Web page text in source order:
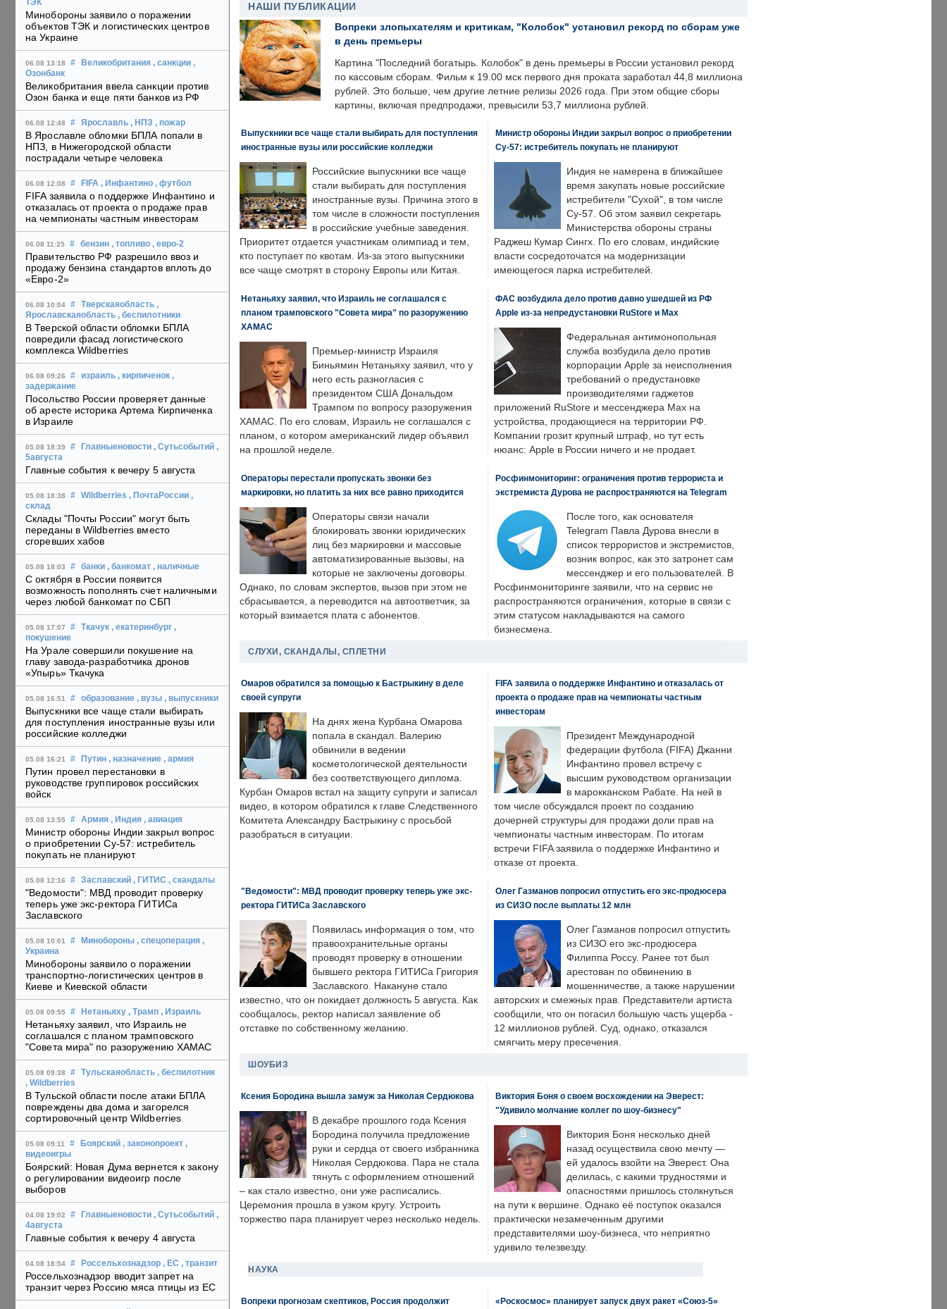
ТЭК
Минобороны заявило о поражении
объектов ТЭК и логистических центров
на Украине
06.08 13:18 # Великобритания , санкции ,
Озонбанк
Великобритания ввела санкции против
Озон банка и еще пяти банков из РФ
06.08 12:48 # Ярославль , НПЗ , пожар
В Ярославле обломки БПЛА попали в
НПЗ, в Нижегородской области
пострадали четыре человека
06.08 12:08 # FIFA , Инфантино , футбол
FIFA заявила о поддержке Инфантино и
отказалась от проекта о продаже прав
на чемпионаты частным инвесторам
06.08 11:25 # бензин , топливо , евро-2
Правительство РФ разрешило ввоз и
продажу бензина стандартов вплоть до
«Евро-2»
06.08 10:04 # Тверскаяобласть ,
Ярославскаяобласть , беспилотники
В Тверской области обломки БПЛА
повредили фасад логистического
комплекса Wildberries
06.08 09:26 # израиль , кирпиченок ,
задержание
Посольство России проверяет данные
об аресте историка Артема Кирпиченка
в Израиле
05.08 18:39 # Главныеновости , Сутьсобытий ,
5августа
Главные события к вечеру 5 августа
05.08 18:38 # Wildberries , ПочтаРоссии ,
склад
Склады "Почты России" могут быть
переданы в Wildberries вместо
сгоревших хабов
05.08 18:03 # банки , банкомат , наличные
С октября в России появится
возможность пополнять счет наличными
через любой банкомат по СБП
05.08 17:07 # Ткачук , екатеринбург ,
покушение
На Урале совершили покушение на
главу завода-разработчика дронов
«Упырь» Ткачука
05.08 16:51 # образование , вузы , выпускники
Выпускники все чаще стали выбирать
для поступления иностранные вузы или
российские колледжи
05.08 16:21 # Путин , назначение , армия
Путин провел перестановки в
руководстве группировок российских
войск
05.08 13:55 # Армия , Индия , авиация
Министр обороны Индии закрыл вопрос
о приобретении Су-57: истребитель
покупать не планируют
05.08 12:16 # Заславский , ГИТИС , скандалы
"Ведомости": МВД проводит проверку
теперь уже экс-ректора ГИТИСа
Заславского
05.08 10:01 # Минобороны , спецоперация ,
Украина
Минобороны заявило о поражении
транспортно-логистических центров в
Киеве и Киевской области
05.08 09:55 # Нетаньяху , Трамп , Израиль
Нетаньяху заявил, что Израиль не
соглашался с планом трамповского
"Совета мира" по разоружению ХАМАС
05.08 09:38 # Тульскаяобласть , беспилотник
, Wildberries
В Тульской области после атаки БПЛА
повреждены два дома и загорелся
сортировочный центр Wildberries
05.08 09:11 # Боярский , законопроект ,
видеоигры
Боярский: Новая Дума вернется к закону
о регулировании видеоигр после
выборов
04.08 19:02 # Главныеновости , Сутьсобытий ,
4августа
Главные события к вечеру 4 августа
04.08 18:54 # Россельхознадзор , ЕС , транзит
Россельхознадзор вводит запрет на
транзит через Россию мяса птицы из ЕС
НАШИ ПУБЛИКАЦИИ
Вопреки злопыхателям и критикам, "Колобок" установил рекорд по сборам уже
в день премьеры
Картина "Последний богатырь. Колобок" в день премьеры в России установил рекорд
по кассовым сборам. Фильм к 19.00 мск первого дня проката заработал 44,8 миллиона
рублей. Это больше, чем другие летние релизы 2026 года. При этом общие сборы
картины, включая предпродажи, превысили 53,7 миллиона рублей.
Выпускники все чаще стали выбирать для поступления
иностранные вузы или российские колледжи
Российские выпускники все чаще
стали выбирать для поступления
иностранные вузы. Причина этого в
том числе в сложности поступления
в российские учебные заведения.
Приоритет отдается участникам олимпиад и тем,
кто поступает по квотам. Из-за этого выпускники
все чаще смотрят в сторону Европы или Китая.
Министр обороны Индии закрыл вопрос о приобретении
Су-57: истребитель покупать не планируют
Индия не намерена в ближайшее
время закупать новые российские
истребители "Сухой", в том числе
Су-57. Об этом заявил секретарь
Министерства обороны страны
Раджеш Кумар Сингх. По его словам, индийские
власти сосредоточатся на модернизации
имеющегося парка истребителей.
Нетаньяху заявил, что Израиль не соглашался с
планом трамповского "Совета мира" по разоружению
ХАМАС
Премьер-министр Израиля
Биньямин Нетаньяху заявил, что у
него есть разногласия с
президентом США Дональдом
Трампом по вопросу разоружения
ХАМАС. По его словам, Израиль не соглашался с
планом, о котором американский лидер объявил
на прошлой неделе.
ФАС возбудила дело против давно ушедшей из РФ
Apple из-за непредустановки RuStore и Max
Федеральная антимонопольная
служба возбудила дело против
корпорации Apple за неисполнения
требований о предустановке
производителями гаджетов
приложений RuStore и мессенджера Max на
устройства, продающиеся на территории РФ.
Компании грозит крупный штраф, но тут есть
нюанс: Apple в России ничего и не продает.
Операторы перестали пропускать звонки без
маркировки, но платить за них все равно приходится
Операторы связи начали
блокировать звонки юридических
лиц без маркировки и массовые
автоматизированные вызовы, на
которые не заключены договоры.
Однако, по словам экспертов, вызов при этом не
сбрасывается, а переводится на автоответчик, за
который взимается плата с абонентов.
Росфинмониторинг: ограничения против террориста и
экстремиста Дурова не распространяются на Telegram
После того, как основателя
Telegram Павла Дурова внесли в
список террористов и экстремистов,
возник вопрос, как это затронет сам
мессенджер и его пользователей. В
Росфинмониторинге заявили, что на сервис не
распространяются ограничения, которые в связи с
этим статусом накладываются на самого
бизнесмена.
СЛУХИ, СКАНДАЛЫ, СПЛЕТНИ
Омаров обратился за помощью к Бастрыкину в деле
своей супруги
На днях жена Курбана Омарова
попала в скандал. Валерию
обвинили в ведении
косметологической деятельности
без соответствующего диплома.
Курбан Омаров встал на защиту супруги и записал
видео, в котором обратился к главе Следственного
Комитета Александру Бастрыкину с просьбой
разобраться в ситуации.
FIFA заявила о поддержке Инфантино и отказалась от
проекта о продаже прав на чемпионаты частным
инвесторам
Президент Международной
федерации футбола (FIFA) Джанни
Инфантино провел встречу с
высшим руководством организации
в марокканском Рабате. На ней в
том числе обсуждался проект по созданию
дочерней структуры для продажи доли прав на
чемпионаты частным инвесторам. По итогам
встречи FIFA заявила о поддержке Инфантино и
отказе от проекта.
"Ведомости": МВД проводит проверку теперь уже экс-
ректора ГИТИСа Заславского
Появилась информация о том, что
правоохранительные органы
проводят проверку в отношении
бывшего ректора ГИТИСа Григория
Заславского. Накануне стало
известно, что он покидает должность 5 августа. Как
сообщалось, ректор написал заявление об
отставке по собственному желанию.
Олег Газманов попросил отпустить его экс-продюсера
из СИЗО после выплаты 12 млн
Олег Газманов попросил отпустить
из СИЗО его экс-продюсера
Филиппа Россу. Ранее тот был
арестован по обвинению в
мошенничестве, а также нарушении
авторских и смежных прав. Представители артиста
сообщили, что он погасил большую часть ущерба -
12 миллионов рублей. Суд, однако, отказался
смягчить меру пресечения.
ШОУБИЗ
Ксения Бородина вышла замуж за Николая Сердюкова
В декабре прошлого года Ксения
Бородина получила предложение
руки и сердца от своего избранника
Николая Сердюкова. Пара не стала
тянуть с оформлением отношений
– как стало известно, они уже расписались.
Церемония прошла в узком кругу. Устроить
торжество пара планирует через несколько недель.
Виктория Боня о своем восхождении на Эверест:
"Удивило молчание коллег по шоу-бизнесу"
Виктория Боня несколько дней
назад осуществила свою мечту —
ей удалось взойти на Эверест. Она
делилась, с какими трудностями и
опасностями пришлось столкнуться
на пути к вершине. Однако её поступок оказался
практически незамеченным другими
представителями шоу-бизнеса, что неприятно
удивило телезвезду.
НАУКА
Вопреки прогнозам скептиков, Россия продолжит «Роскосмос» планирует запуск двух ракет «Союз-5»